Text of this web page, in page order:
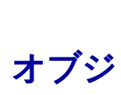
オブ